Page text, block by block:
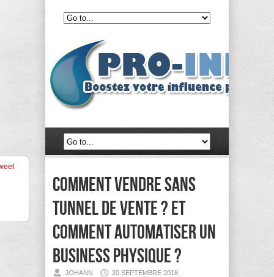
Comment vendre sans
tunnel de vente ? Et
comment automatiser un
business physique ?
JOHANN
20 SEPTEMBRE 2018